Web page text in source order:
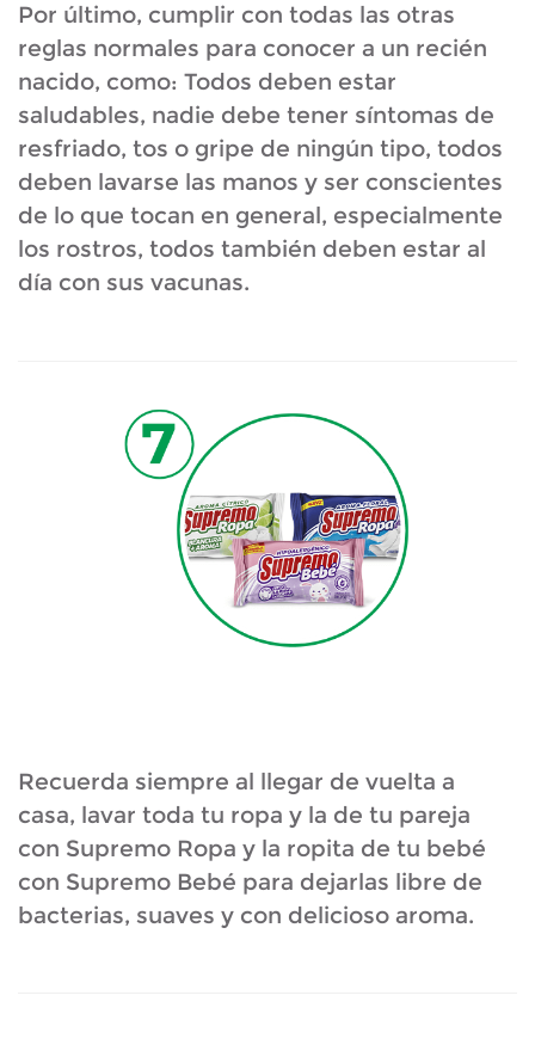
Por último, cumplir con todas las otras
reglas normales para conocer a un recién
nacido, como: Todos deben estar
saludables, nadie debe tener síntomas de
resfriado, tos o gripe de ningún tipo, todos
deben lavarse las manos y ser conscientes
de lo que tocan en general, especialmente
los rostros, todos también deben estar al
día con sus vacunas.
Recuerda siempre al llegar de vuelta a
casa, lavar toda tu ropa y la de tu pareja
con Supremo Ropa y la ropita de tu bebé
con Supremo Bebé para dejarlas libre de
bacterias, suaves y con delicioso aroma.